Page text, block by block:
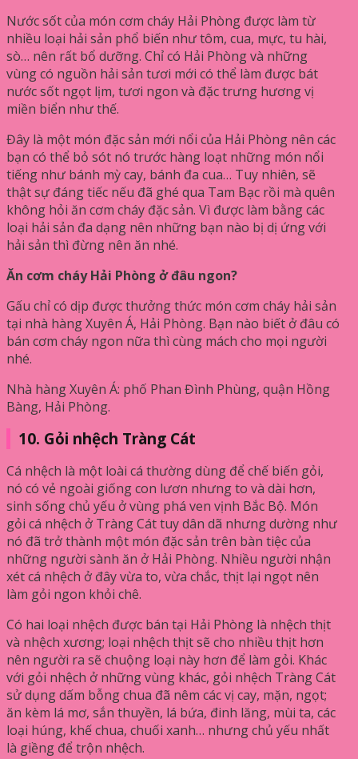
Nước sốt của món cơm cháy Hải Phòng được làm từ
nhiều loại hải sản phổ biến như tôm, cua, mực, tu hài,
sò… nên rất bổ dưỡng. Chỉ có Hải Phòng và những
vùng có nguồn hải sản tươi mới có thể làm được bát
nước sốt ngọt lịm, tươi ngon và đặc trưng hương vị
miền biển như thế.
Đây là một món đặc sản mới nổi của Hải Phòng nên các
bạn có thể bỏ sót nó trước hàng loạt những món nổi
tiếng như bánh mỳ cay, bánh đa cua… Tuy nhiên, sẽ
thật sự đáng tiếc nếu đã ghé qua Tam Bạc rồi mà quên
không hỏi ăn cơm cháy đặc sản. Vì được làm bằng các
loại hải sản đa dạng nên những bạn nào bị dị ứng với
hải sản thì đừng nên ăn nhé.
Ăn cơm cháy Hải Phòng ở đâu ngon?
Gấu chỉ có dịp được thưởng thức món cơm cháy hải sản
tại nhà hàng Xuyên Á, Hải Phòng. Bạn nào biết ở đâu có
bán cơm cháy ngon nữa thì cùng mách cho mọi người
nhé.
Nhà hàng Xuyên Á: phố Phan Đình Phùng, quận Hồng
Bàng, Hải Phòng.
10. Gỏi nhệch Tràng Cát
Cá nhệch là một loài cá thường dùng để chế biến gỏi,
nó có vẻ ngoài giống con lươn nhưng to và dài hơn,
sinh sống chủ yếu ở vùng phá ven vịnh Bắc Bộ. Món
gỏi cá nhệch ở Tràng Cát tuy dân dã nhưng dường như
nó đã trở thành một món đặc sản trên bàn tiệc của
những người sành ăn ở Hải Phòng. Nhiều người nhận
xét cá nhệch ở đây vừa to, vừa chắc, thịt lại ngọt nên
làm gỏi ngon khỏi chê.
Có hai loại nhệch được bán tại Hải Phòng là nhệch thịt
và nhệch xương; loại nhệch thịt sẽ cho nhiều thịt hơn
nên người ra sẽ chuộng loại này hơn để làm gỏi. Khác
với gỏi nhệch ở những vùng khác, gỏi nhệch Tràng Cát
sử dụng dấm bỗng chua đã nêm các vị cay, mặn, ngọt;
ăn kèm lá mơ, sắn thuyền, lá bứa, đinh lăng, mùi ta, các
loại húng, khế chua, chuối xanh… nhưng chủ yếu nhất
là giềng để trộn nhệch.